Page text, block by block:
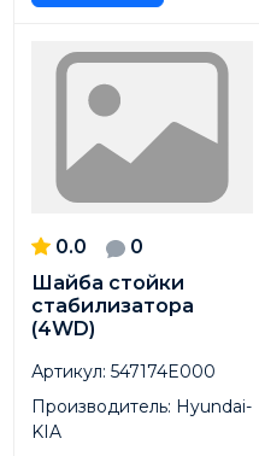
0.0
0
Шайба стойки
стабилизатора
(4WD)
Артикул: 547174E000
Производитель: Hyundai-
KIA